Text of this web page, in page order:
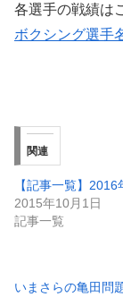
各選手の戦績は
ボクシング選手
関連
【記事一覧】2016
2015年10月1日
記事一覧
いまさらの亀田問